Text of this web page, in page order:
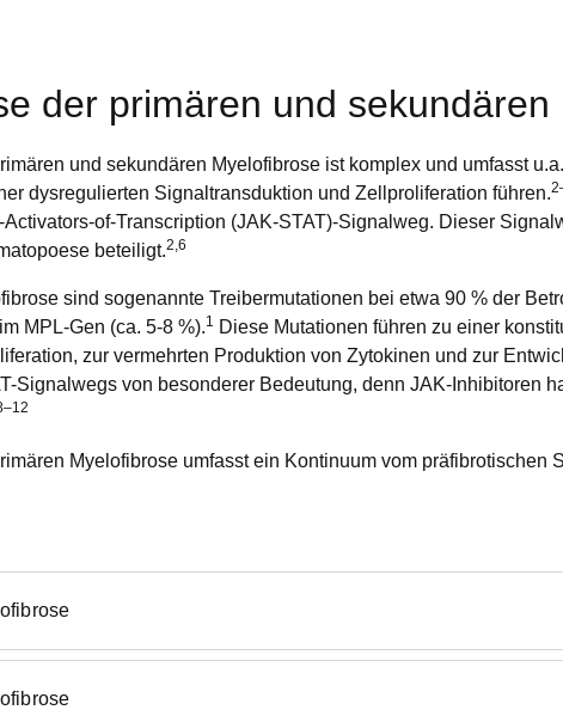
der primären und sekundären
und sekundären Myelofibrose ist komplex und umfasst
dysregulierten Signaltransduktion und Zellproliferation führen.
of-Transcription (JAK-STAT)-Signalweg. Dieser
beteiligt.2,6
sind sogenannte Treibermutationen bei etwa 90 % der
MPL-Gen (ca. 5-8 %).1 Diese Mutationen führen zu einer
zur vermehrten Produktion von Zytokinen und zur
Signalwegs von besonderer Bedeutung, denn JAK-Inhibitoren
Myelofibrose umfasst ein Kontinuum vom präfibrotischen